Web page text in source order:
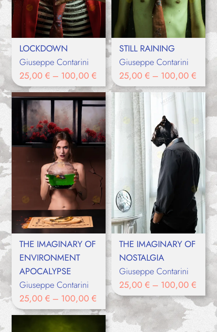
LOCKDOWN
Giuseppe Contarini
25,00 € – 100,00 €
STILL RAINING
Giuseppe Contarini
25,00 € – 100,00 €
THE IMAGINARY OF
ENVIRONMENT
APOCALYPSE
Giuseppe Contarini
25,00 € – 100,00 €
THE IMAGINARY OF
NOSTALGIA
Giuseppe Contarini
25,00 € – 100,00 €